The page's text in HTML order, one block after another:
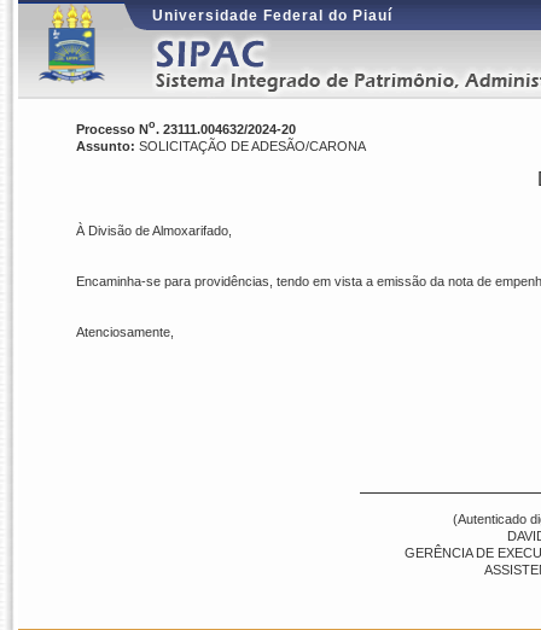
Universidade Federal do Piauí
Processo No. 23111.004632/2024-20
Assunto: SOLICITAÇÃO DE ADESÃO/CARONA
À Divisão de Almoxarifado,
Encaminha-se para providências, tendo em vista a emissão da nota de
Atenciosamente,
(Autenticado
GERÊNCIA DE